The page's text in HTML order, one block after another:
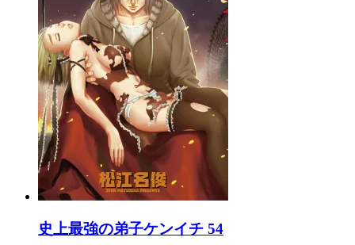
史上最強の弟子ケンイチ 54